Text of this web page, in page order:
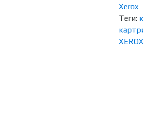
Xerox
Теги:
XEROX